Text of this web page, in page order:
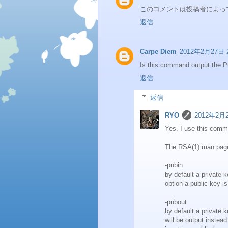
このコメントは投稿者によ
返信
Carpe Diem 2012年2月27日
Is this command output the
返信
返信
RYO
2012年2月
Yes. I use this
The RSA(1) man
-pubin
by default a private
option a public key
-pubout
by default a private
will be output